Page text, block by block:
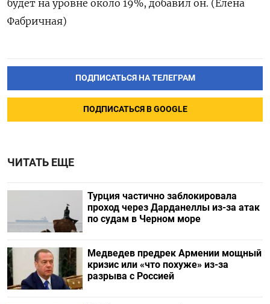
будет на уровне около 19%, добавил он. (Елена
Фабричная)
ПОДПИСАТЬСЯ НА ТЕЛЕГРАМ
ПОДПИСАТЬСЯ В GOOGLE
ЧИТАТЬ ЕЩЕ
Турция частично заблокировала
проход через Дарданеллы из-за атак
по судам в Черном море
Медведев предрек Армении мощный
кризис или «что похуже» из-за
разрыва с Россией